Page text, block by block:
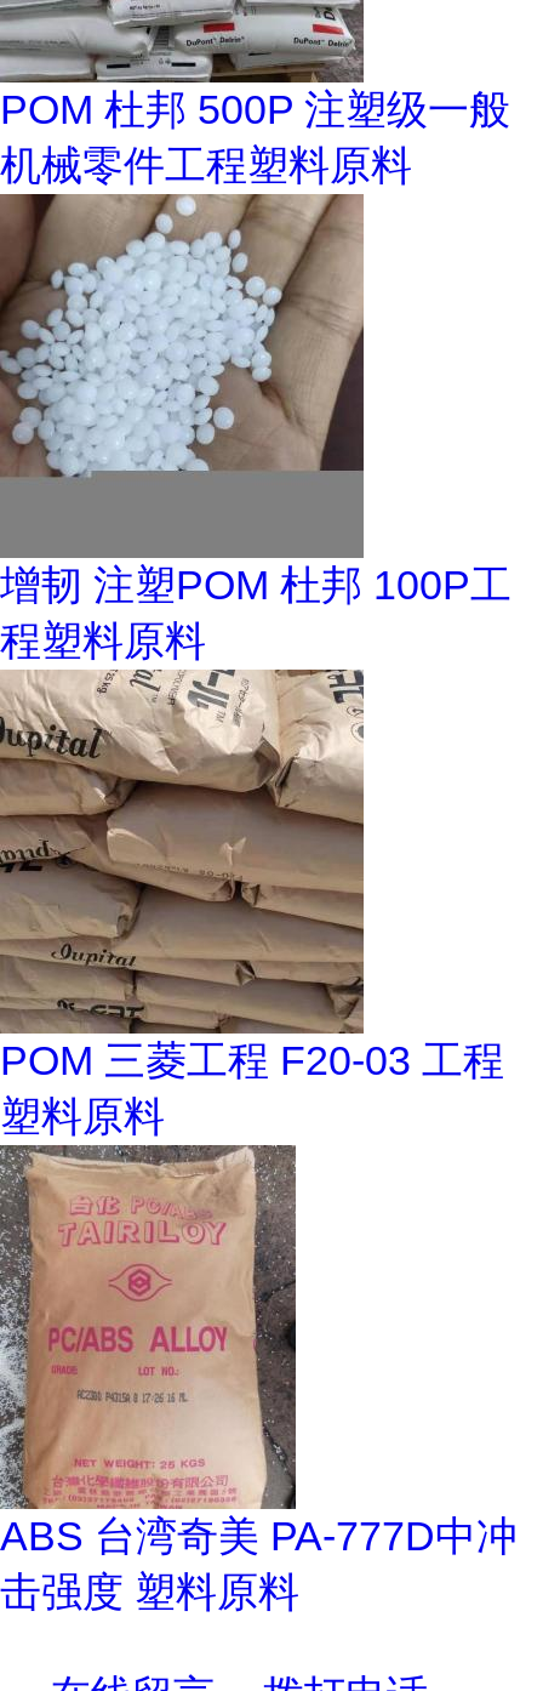
POM 杜邦 500P 注塑级一般
机械零件工程塑料原料
增韧 注塑POM 杜邦 100P工
程塑料原料
POM 三菱工程 F20-03 工程
塑料原料
ABS 台湾奇美 PA-777D中冲
击强度 塑料原料